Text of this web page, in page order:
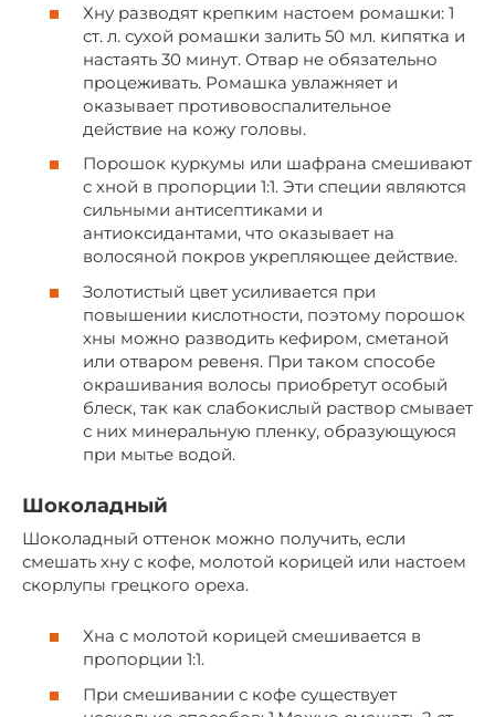
Хну разводят крепким настоем ромашки: 1
ст. л. сухой ромашки залить 50 мл. кипятка и
настаять 30 минут. Отвар не обязательно
процеживать. Ромашка увлажняет и
оказывает противовоспалительное
действие на кожу головы.
Порошок куркумы или шафрана смешивают
с хной в пропорции 1:1. Эти специи являются
сильными антисептиками и
антиоксидантами, что оказывает на
волосяной покров укрепляющее действие.
Золотистый цвет усиливается при
повышении кислотности, поэтому порошок
хны можно разводить кефиром, сметаной
или отваром ревеня. При таком способе
окрашивания волосы приобретут особый
блеск, так как слабокислый раствор смывает
с них минеральную пленку, образующуюся
при мытье водой.
Шоколадный
Шоколадный оттенок можно получить, если
смешать хну с кофе, молотой корицей или настоем
скорлупы грецкого ореха.
Хна с молотой корицей смешивается в
пропорции 1:1.
При смешивании с кофе существует